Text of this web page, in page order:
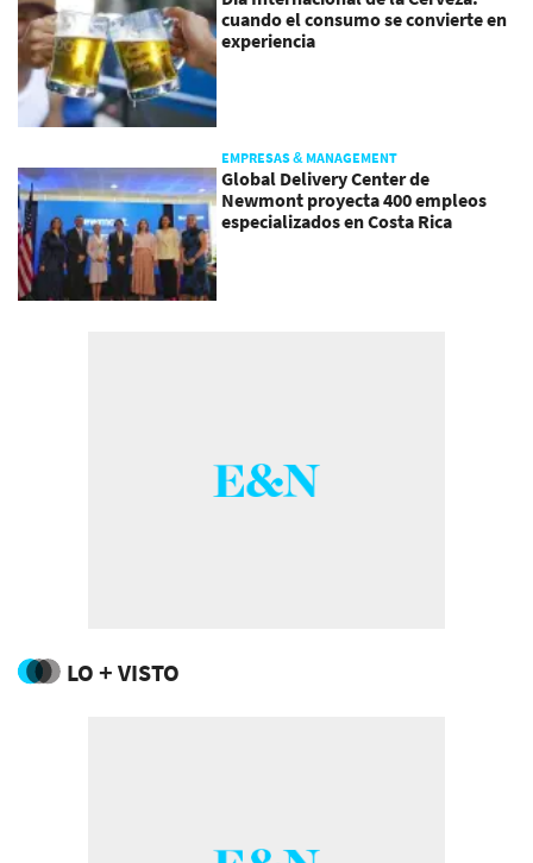
cuando el consumo se convierte en
experiencia
EMPRESAS & MANAGEMENT
Global Delivery Center de
Newmont proyecta 400 empleos
especializados en Costa Rica
LO + VISTO